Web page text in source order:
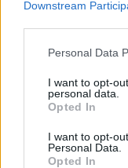
Downstream
Personal Data
I want to opt-
personal data.
Opted In
I want to opt-
Personal Data.
Opted In
Susiję